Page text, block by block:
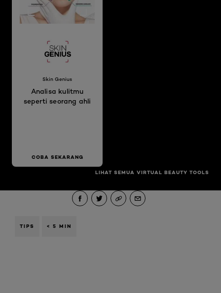
Skin Genius
Analisa kulitmu
seperti seorang ahli
COBA SEKARANG
LIHAT SEMUA VIRTUAL BEAUTY TOOLS
TIPS < 5 MIN